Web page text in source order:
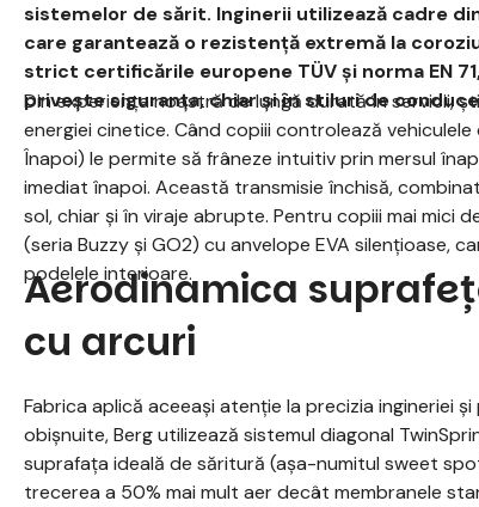
sistemelor de sărit. Inginerii utilizează cadre
care garantează o rezistență extremă la
strict certificările europene TÜV și norma EN
privește siguranța, chiar și în stiluri de
Din experiența noastră de lungă durată în servicii,
energiei cinetice. Când copiii controlează vehiculele
Înapoi) le permite să frâneze intuitiv prin mersul
imediat înapoi. Această transmisie închisă,
sol, chiar și în viraje abrupte. Pentru copiii mai mici
(seria Buzzy și GO2) cu anvelope EVA silențioase,
podelele interioare.
Aerodinamica
cu arcuri
Fabrica aplică aceeași atenție la precizia ingineriei
obișnuite, Berg utilizează sistemul diagonal
suprafața ideală de săritură (așa-numitul sweet
trecerea a 50% mai mult aer decât membranele